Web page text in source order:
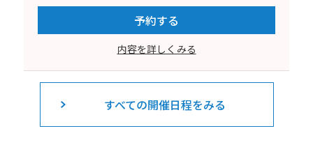
予約する
内容を詳しくみる
すべての開催日程をみる